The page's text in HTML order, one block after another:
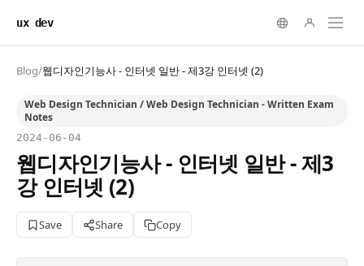
ux dev
Blog/웹디자인기능사 - 인터넷 일반 - 제3강 인터넷 (2)
Web Design Technician / Web Design Technician - Written Exam
Notes
2024-06-04
웹디자인기능사 - 인터넷 일반 - 제3
강 인터넷 (2)
Save Share Copy